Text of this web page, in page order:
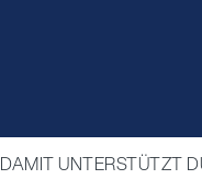
DAMIT UNTERSTÜTZT